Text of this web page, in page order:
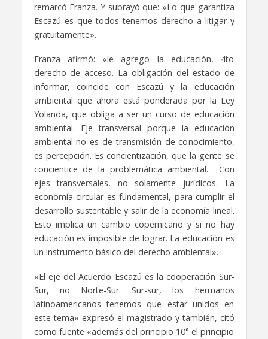
remarcó Franza. Y subrayó que: «Lo que garantiza
Escazú es que todos tenemos derecho a litigar y
gratuitamente».
Franza afirmó: «le agrego la educación, 4to
derecho de acceso. La obligación del estado de
informar, coincide con Escazú y la educación
ambiental que ahora está ponderada por la Ley
Yolanda, que obliga a ser un curso de educación
ambiental. Eje transversal porque la educación
ambiental no es de transmisión de conocimiento,
es percepción. Es concientización, que la gente se
concientice de la problemática ambiental. Con
ejes transversales, no solamente jurídicos. La
economía circular es fundamental, para cumplir el
desarrollo sustentable y salir de la economía lineal.
Esto implica un cambio copernicano y si no hay
educación es imposible de lograr. La educación es
un instrumento básico del derecho ambiental».
«El eje del Acuerdo Escazú es la cooperación Sur-
Sur, no Norte-Sur. Sur-sur, los hermanos
latinoamericanos tenemos que estar unidos en
este tema» expresó el magistrado y también, citó
como fuente «además del principio 10° el principio